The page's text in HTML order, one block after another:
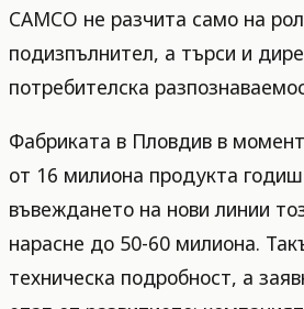
CAMCO не разчита само на
подизпълнител, а търси и
потребителска
Фабриката в Пловдив в
от 16 милиона продукта
въвеждането на нови линии
нарасне до 50-60 милиона.
техническа подробност, а